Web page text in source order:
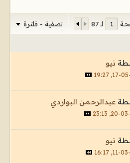
لـ87 تصفية - فلترة
نيو
17-05-
عبدالرحمن البواردي
20-03-
نيو
11-03-